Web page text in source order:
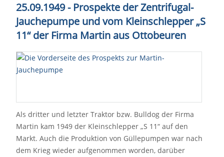
25.09.1949 - Prospekte der Zentrifugal-
Jauchepumpe und vom Kleinschlepper „S
11“ der Firma Martin aus Ottobeuren
Als dritter und letzter Traktor bzw. Bulldog der Firma
Martin kam 1949 der Kleinschlepper „S 11“ auf den
Markt. Auch die Produktion von Güllepumpen war nach
dem Krieg wieder aufgenommen worden, darüber